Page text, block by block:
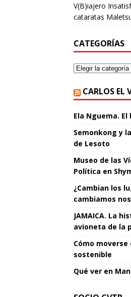
V(B)iajero
cataratas
CATEGORÍAS
CARLOS EL
Ela Nguema.
Semonkong y
de Lesoto
Museo de las
Política en
¿Cambian los
cambiamos
JAMAICA. La
avioneta de la
Cómo moverse
sostenible
Qué ver en